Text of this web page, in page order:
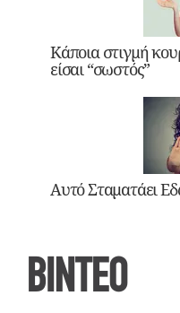
Κάποια στιγμή
είσαι “σωστός”
Αυτό Σταματάει
ΒΙΝΤΕΟ